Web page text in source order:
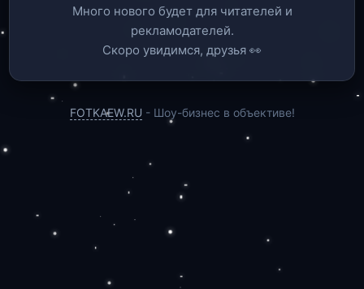
Много нового будет для читателей и
рекламодателей.
Скоро увидимся, друзья 👀
FOTKAEW.RU - Шоу-бизнес в объективе!